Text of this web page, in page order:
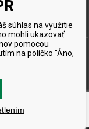
práva vyhradené
súhlas na využitie
mohli ukazovať
pomocou
na políčko "Áno,